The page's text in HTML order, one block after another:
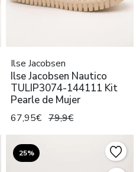
Ilse Jacobsen
Ilse Jacobsen Nautico
TULIP3074-144111 Kit
Pearle de Mujer
67,95€ 79,9€
25%